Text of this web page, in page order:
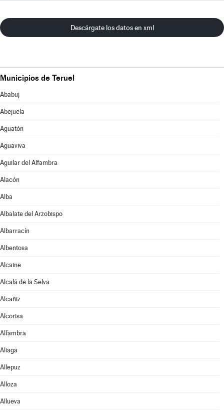
Descárgate los datos en xml
Municipios de Teruel
Ababuj
Abejuela
Aguatón
Aguaviva
Aguilar del Alfambra
Alacón
Alba
Albalate del Arzobispo
Albarracín
Albentosa
Alcaine
Alcalá de la Selva
Alcañiz
Alcorisa
Alfambra
Aliaga
Allepuz
Alloza
Allueva